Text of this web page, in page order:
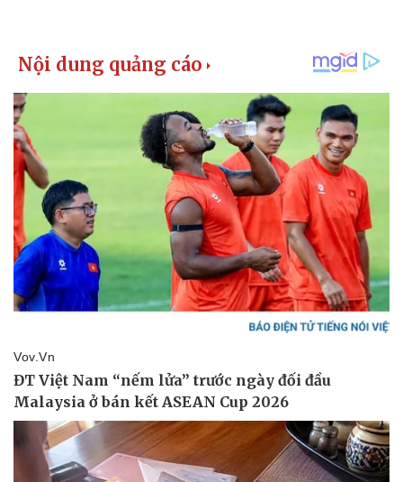
Thông tin doanh nghiệp
Doanh nghiệp 24h
Doanh nhân
Vì cộng đồng
Sành điệu
Tin Công nghệ
Trải nghiệm
Chuyển đổi số